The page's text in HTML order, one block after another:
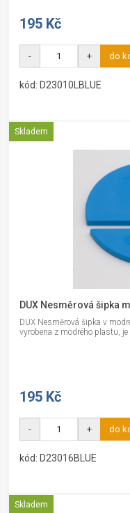
195 Kč
- + do
kód: D23010LBLUE
Skladem
DUX Nesměrová šipka
DUX Nesměrová šipka v
vyrobena z modrého plastu,
195 Kč
- + do
kód: D23016BLUE
Skladem